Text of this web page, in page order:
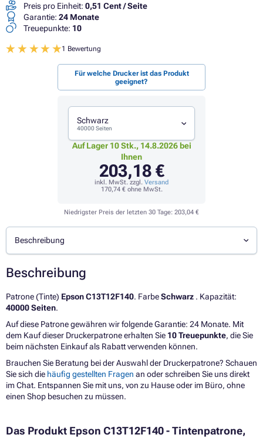
Preis pro Einheit: 0,51 Cent / Seite
Garantie: 24 Monate
Treuepunkte: 10
1 Bewertung
Für welche Drucker ist das Produkt
geeignet?
Schwarz
40000 Seiten
Auf Lager 10 Stk., 14.8.2026 bei
Ihnen
203,18 €
inkl. MwSt. zzgl. Versand
170,74 €ohne MwSt.
Niedrigster Preis der letzten 30 Tage: 203,04 €
Beschreibung
Beschreibung
Patrone (Tinte) Epson C13T12F140. FarbeSchwarz . Kapazität:
40000 Seiten.
Auf diese Patrone gewähren wir folgende Garantie: 24 Monate. Mit
dem Kauf dieser Druckerpatrone erhalten Sie 10 Treuepunkte, die Sie
beim nächsten Einkauf als Rabatt verwenden können.
Brauchen Sie Beratung bei der Auswahl der Druckerpatrone? Schauen
Sie sich die häufig gestellten Fragen an oder schreiben Sie uns direkt
im Chat. Entspannen Sie mit uns, von zu Hause oder im Büro, ohne
einen Shop besuchen zu müssen.
Das Produkt Epson C13T12F140 - Tintenpatrone,